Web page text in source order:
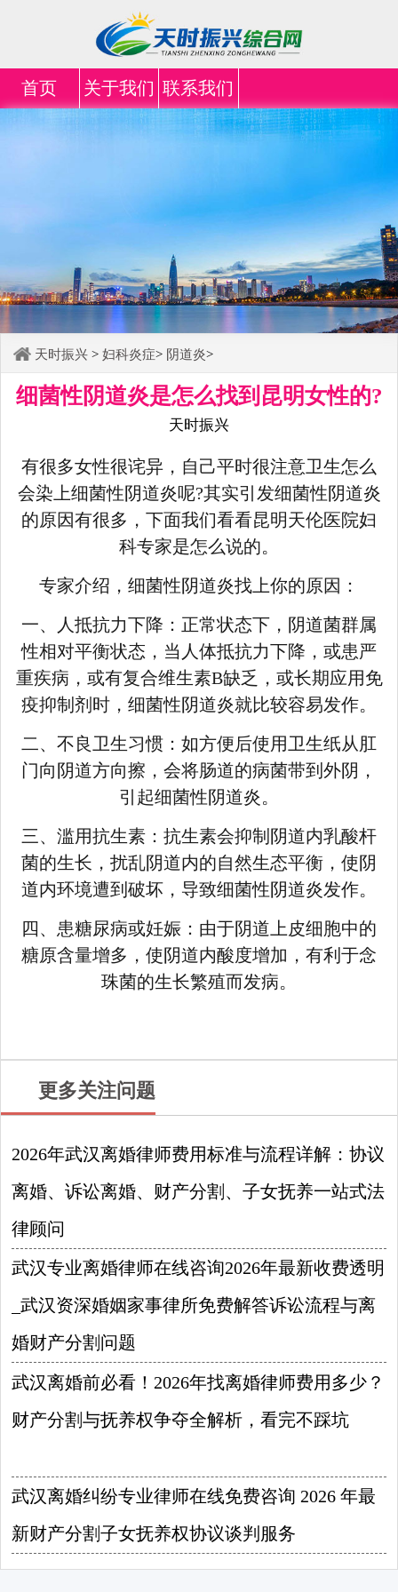
首页 关于我们 联系我们
天时振兴 >妇科炎症> 阴道炎>
细菌性阴道炎是怎么找到昆明女性的?
天时振兴
有很多女性很诧异，自己平时很注意卫生怎么
会染上细菌性阴道炎呢?其实引发细菌性阴道炎
的原因有很多，下面我们看看昆明天伦医院妇
科专家是怎么说的。
专家介绍，细菌性阴道炎找上你的原因：
一、人抵抗力下降：正常状态下，阴道菌群属
性相对平衡状态，当人体抵抗力下降，或患严
重疾病，或有复合维生素B缺乏，或长期应用免
疫抑制剂时，细菌性阴道炎就比较容易发作。
二、不良卫生习惯：如方便后使用卫生纸从肛
门向阴道方向擦，会将肠道的病菌带到外阴，
引起细菌性阴道炎。
三、滥用抗生素：抗生素会抑制阴道内乳酸杆
菌的生长，扰乱阴道内的自然生态平衡，使阴
道内环境遭到破坏，导致细菌性阴道炎发作。
四、患糖尿病或妊娠：由于阴道上皮细胞中的
糖原含量增多，使阴道内酸度增加，有利于念
珠菌的生长繁殖而发病。
更多关注问题
2026年武汉离婚律师费用标准与流程详解：协议
离婚、诉讼离婚、财产分割、子女抚养一站式法
律顾问
武汉专业离婚律师在线咨询2026年最新收费透明
_武汉资深婚姻家事律所免费解答诉讼流程与离
婚财产分割问题
武汉离婚前必看！2026年找离婚律师费用多少？
财产分割与抚养权争夺全解析，看完不踩坑
武汉离婚纠纷专业律师在线免费咨询 2026 年最
新财产分割子女抚养权协议谈判服务